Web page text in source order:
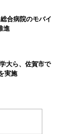
合病院のモバイ
進
大ら、佐賀市で
実施